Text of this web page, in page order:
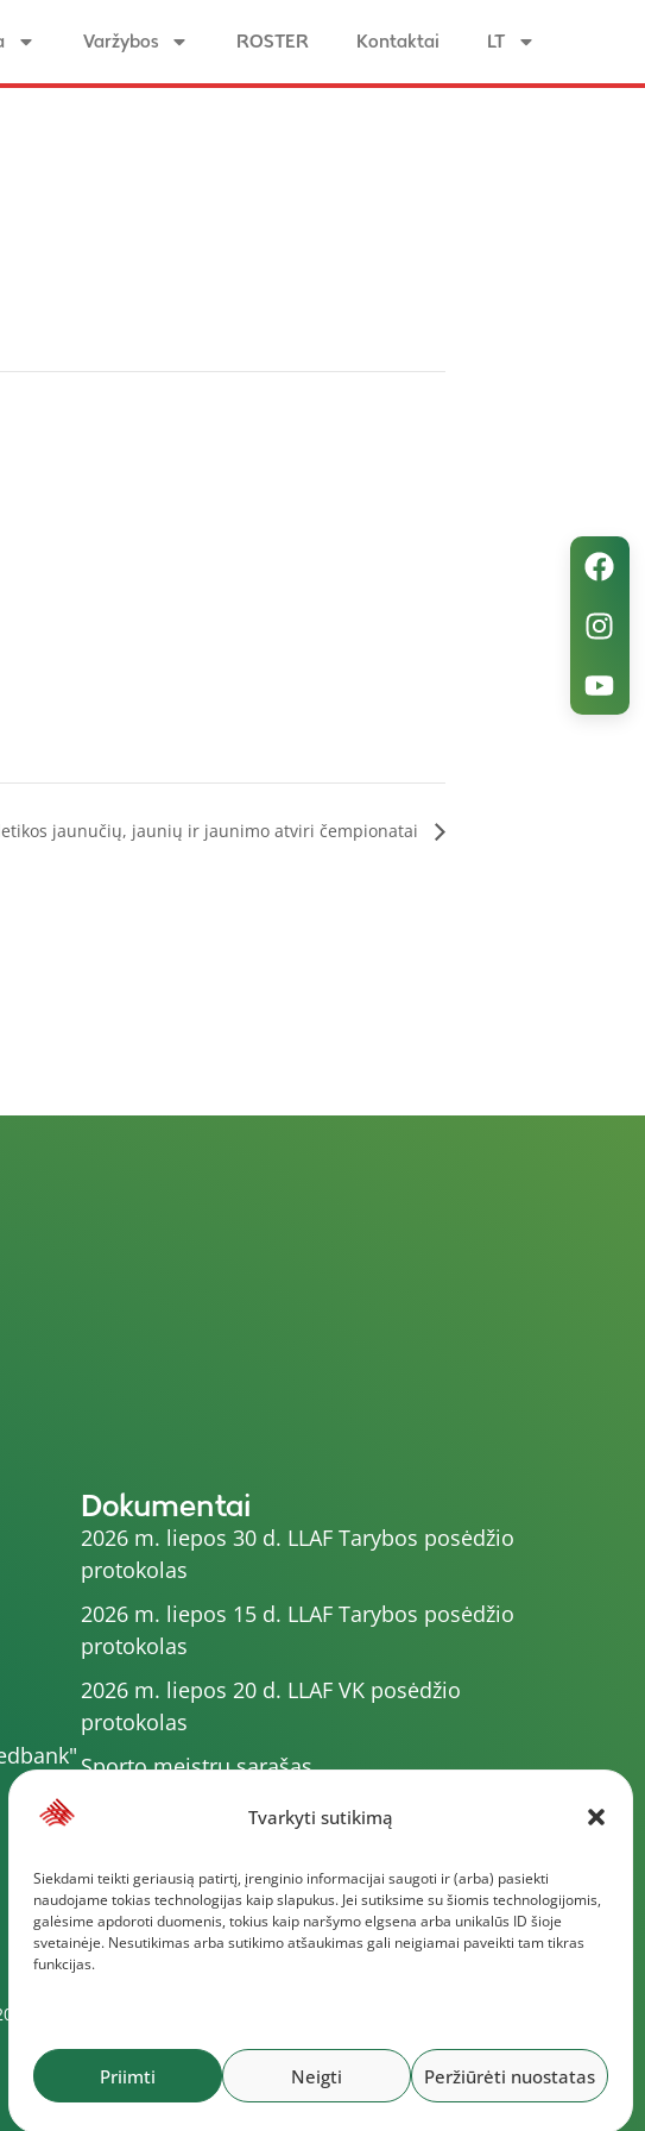
Tvarkyti sutikimą
Siekdami teikti geriausią patirtį, įrenginio informacijai saugoti ir (arba) pasiekti
naudojame tokias technologijas kaip slapukus. Jei sutiksime su šiomis technologijomis,
galėsime apdoroti duomenis, tokius kaip naršymo elgsena arba unikalūs ID šioje
svetainėje. Nesutikimas arba sutikimo atšaukimas gali neigiamai paveikti tam tikras
funkcijas.
Priimti Neigti Peržiūrėti nuostatas
Varžybos ROSTER Kontaktai LT
jaunučių, jaunių ir jaunimo atviri čempionatai
Dokumentai
2026 m. liepos 30 d. LLAF Tarybos posėdžio
protokolas
2026 m. liepos 15 d. LLAF Tarybos posėdžio
protokolas
2026 m. liepos 20 d. LLAF VK posėdžio
protokolas
Sporto meistrų sąrašas
2026 m. varžybų kalendorius
protokolas
Daugiau dokumentų